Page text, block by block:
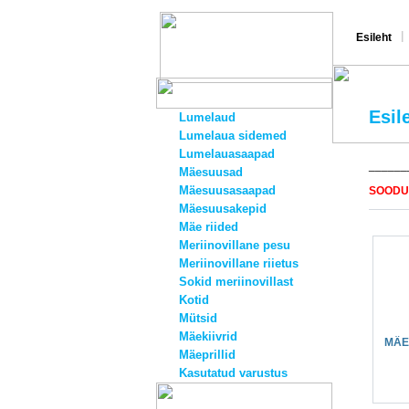
Esileht
Lumelaud
Lumelaua sidemed
Lumelauasaapad
Mäesuusad
Mäesuusasaapad
Mäesuusakepid
Mäe riided
Meriinovillane pesu
Meriinovillane riietus
Sokid meriinovillast
Kotid
Mütsid
Mäekiivrid
Mäeprillid
Kasutatud varustus